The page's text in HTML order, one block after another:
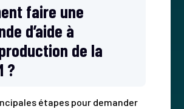
faire une
d’aide à
de la
?
étapes pour demander